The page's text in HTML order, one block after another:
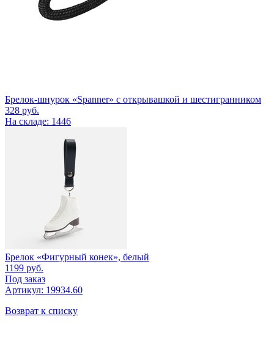
Брелок-шнурок «Spanner» с открывашкой и шестигранником
328 руб.
На складе: 1446
Брелок «Фигурный конек», белый
1199 руб.
Под заказ
Артикул: 19934.60
Возврат к списку